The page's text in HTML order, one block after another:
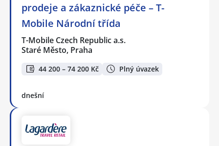
prodeje a zákaznické péče – T-
Mobile Národní třída
T-Mobile Czech Republic a.s.
Staré Město, Praha
44 200 – 74 200 Kč Plný úvazek
dnešní